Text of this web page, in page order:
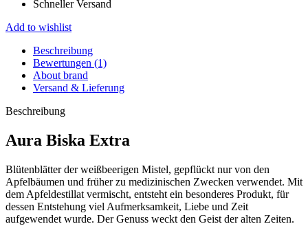
Schneller Versand
Add to wishlist
Beschreibung
Bewertungen (1)
About brand
Versand & Lieferung
Beschreibung
Aura Biska Extra
Blütenblätter der weißbeerigen Mistel, gepflückt nur von den
Apfelbäumen und früher zu medizinischen Zwecken verwendet. Mit
dem Apfeldestillat vermischt, entsteht ein besonderes Produkt, für
dessen Entstehung viel Aufmerksamkeit, Liebe und Zeit
aufgewendet wurde. Der Genuss weckt den Geist der alten Zeiten.